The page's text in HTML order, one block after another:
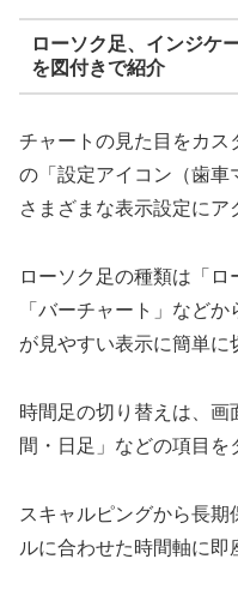
ローソク足、インジケ
を図付きで紹介
チャートの見た目をカス
の「設定アイコン（歯車
さまざまな表示設定にア
ローソク足の種類は「ロ
「バーチャート」など
が見やすい表示に簡単に
時間足の切り替えは、
間・日足」などの項目を
スキャルピングから長期
ルに合わせた時間軸に即